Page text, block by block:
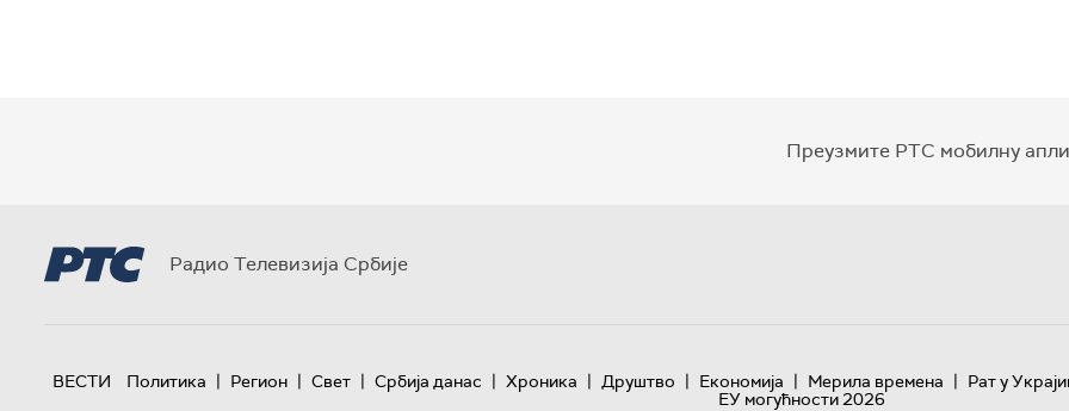
Преузмите РТС мобилну
Радио Телевизија Србије
ВЕСТИ Политика | Регион | Свет | Србија данас | Хроника | Друштво | Економија | Мерила времена | Рат у
ЕУ могућности 2026